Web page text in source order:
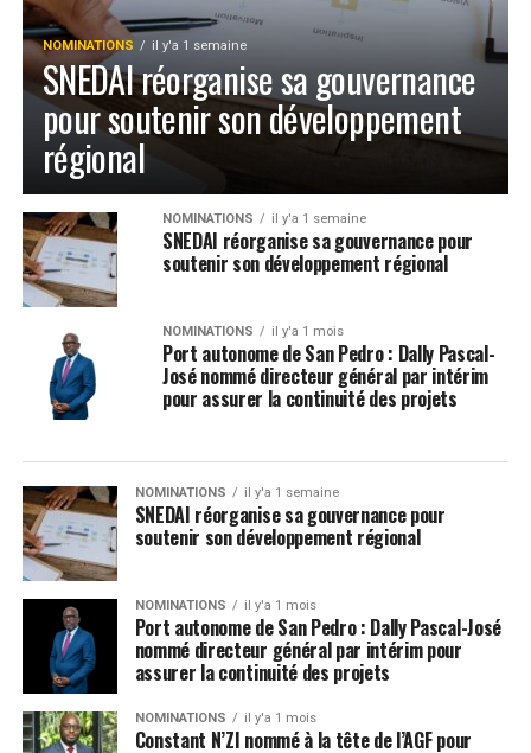
NOMINATIONS il y'a 1 semaine
SNEDAI réorganise sa gouvernance
pour soutenir son développement
régional
NOMINATIONS il y'a 1 semaine
SNEDAI réorganise sa gouvernance pour
soutenir son développement régional
NOMINATIONS il y'a 1 mois
Port autonome de San Pedro : Dally Pascal-
José nommé directeur général par intérim
pour assurer la continuité des projets
NOMINATIONS il y'a 1 semaine
SNEDAI réorganise sa gouvernance pour
soutenir son développement régional
NOMINATIONS il y'a 1 mois
Port autonome de San Pedro : Dally Pascal-José
nommé directeur général par intérim pour
assurer la continuité des projets
NOMINATIONS il y'a 1 mois
Constant N’ZI nommé à la tête de l’AGF pour